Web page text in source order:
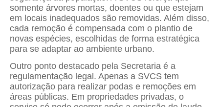
somente árvores mortas, doentes ou que estejam
em locais inadequados são removidas. Além disso,
cada remoção é compensada com o plantio de
novas espécies, escolhidas de forma estratégica
para se adaptar ao ambiente urbano.
Outro ponto destacado pela Secretaria é a
regulamentação legal. Apenas a SVCS tem
autorização para realizar podas e remoções em
áreas públicas. Em propriedades privadas, o